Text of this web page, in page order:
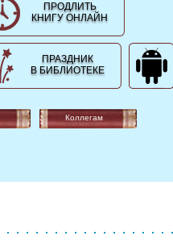
ПРОДЛИТЬ
КНИГУ ОНЛАЙН
ПРАЗДНИК
В БИБЛИОТЕКЕ
Коллегам